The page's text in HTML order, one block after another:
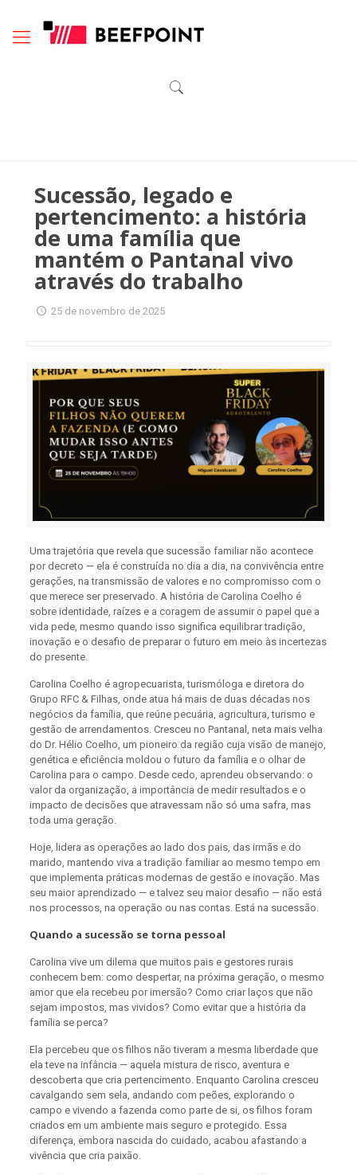
Sucessão, legado e
pertencimento: a história
de uma família que
mantém o Pantanal vivo
através do trabalho
25 de novembro de 2025
Uma trajetória que revela que sucessão familiar não acontece
por decreto — ela é construída no dia a dia, na convivência entre
gerações, na transmissão de valores e no compromisso com o
que merece ser preservado. A história de Carolina Coelho é
sobre identidade, raízes e a coragem de assumir o papel que a
vida pede, mesmo quando isso significa equilibrar tradição,
inovação e o desafio de preparar o futuro em meio às incertezas
do presente.
Carolina Coelho é agropecuarista, turismóloga e diretora do
Grupo RFC & Filhas, onde atua há mais de duas décadas nos
negócios da família, que reúne pecuária, agricultura, turismo e
gestão de arrendamentos. Cresceu no Pantanal, neta mais velha
do Dr. Hélio Coelho, um pioneiro da região cuja visão de manejo,
genética e eficiência moldou o futuro da família e o olhar de
Carolina para o campo. Desde cedo, aprendeu observando: o
valor da organização, a importância de medir resultados e o
impacto de decisões que atravessam não só uma safra, mas
toda uma geração.
Hoje, lidera as operações ao lado dos pais, das irmãs e do
marido, mantendo viva a tradição familiar ao mesmo tempo em
que implementa práticas modernas de gestão e inovação. Mas
seu maior aprendizado — e talvez seu maior desafio — não está
nos processos, na operação ou nas contas. Está na sucessão.
Quando a sucessão se torna pessoal
Carolina vive um dilema que muitos pais e gestores rurais
conhecem bem: como despertar, na próxima geração, o mesmo
amor que ela recebeu por imersão? Como criar laços que não
sejam impostos, mas vividos? Como evitar que a história da
família se perca?
Ela percebeu que os filhos não tiveram a mesma liberdade que
ela teve na infância — aquela mistura de risco, aventura e
descoberta que cria pertencimento. Enquanto Carolina cresceu
cavalgando sem sela, andando com peões, explorando o
campo e vivendo a fazenda como parte de si, os filhos foram
criados em um ambiente mais seguro e protegido. Essa
diferença, embora nascida do cuidado, acabou afastando a
vivência que cria paixão.